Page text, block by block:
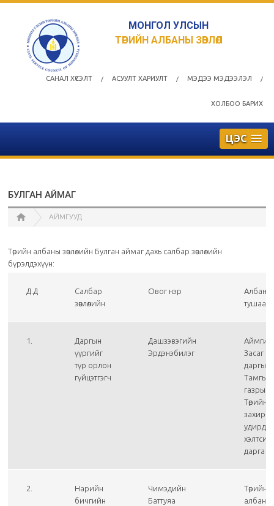
МОНГОЛ УЛСЫН
ТӨРИЙН АЛБАНЫ ЗӨВЛӨЛ
САНАЛ ХҮСЭЛТ / АСУУЛТ ХАРИУЛТ / МЭДЭЭ МЭДЭЭЛЭЛ /
ХОЛБОО БАРИХ
ЦЭС
БУЛГАН АЙМАГ
АЙМГУУД
Төрийн албаны зөвлөлийн Булган аймаг дахь салбар зөвлөлийн
бүрэлдэхүүн:
Д.Д
Салбар
зөвлөлийн
Овог нэр
Албан
тушаал
1.
Даргын
үүргийг
түр орлон
гүйцэтгэгч
Дашзэвэгийн
Эрдэнэбилэг
Засаг
даргын
Тамгын
газрын
Төрийн
дарга
2.
Нарийн
бичгийн
Чимэдийн
Баттуяа
Төрийн
албаны